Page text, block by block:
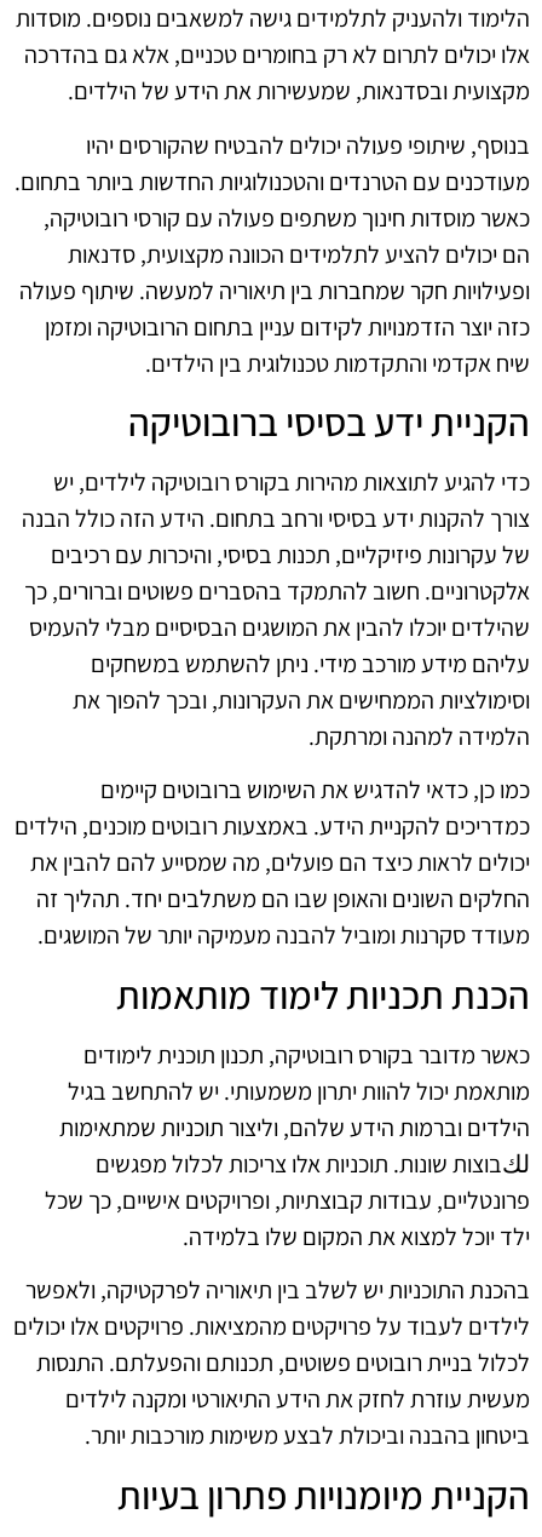
הלימוד ולהעניק לתלמידים גישה למשאבים נוספים. מוסדות
אלו יכולים לתרום לא רק בחומרים טכניים, אלא גם בהדרכה
מקצועית ובסדנאות, שמעשירות את הידע של הילדים.
בנוסף, שיתופי פעולה יכולים להבטיח שהקורסים יהיו
מעודכנים עם הטרנדים והטכנולוגיות החדשות ביותר בתחום.
כאשר מוסדות חינוך משתפים פעולה עם קורסי רובוטיקה,
הם יכולים להציע לתלמידים הכוונה מקצועית, סדנאות
ופעילויות חקר שמחברות בין תיאוריה למעשה. שיתוף פעולה
כזה יוצר הזדמנויות לקידום עניין בתחום הרובוטיקה ומזמן
שיח אקדמי והתקדמות טכנולוגית בין הילדים.
הקניית ידע בסיסי ברובוטיקה
כדי להגיע לתוצאות מהירות בקורס רובוטיקה לילדים, יש
צורך להקנות ידע בסיסי ורחב בתחום. הידע הזה כולל הבנה
של עקרונות פיזיקליים, תכנות בסיסי, והיכרות עם רכיבים
אלקטרוניים. חשוב להתמקד בהסברים פשוטים וברורים, כך
שהילדים יוכלו להבין את המושגים הבסיסיים מבלי להעמיס
עליהם מידע מורכב מידי. ניתן להשתמש במשחקים
וסימולציות הממחישים את העקרונות, ובכך להפוך את
הלמידה למהנה ומרתקת.
כמו כן, כדאי להדגיש את השימוש ברובוטים קיימים
כמדריכים להקניית הידע. באמצעות רובוטים מוכנים, הילדים
יכולים לראות כיצד הם פועלים, מה שמסייע להם להבין את
החלקים השונים והאופן שבו הם משתלבים יחד. תהליך זה
מעודד סקרנות ומוביל להבנה מעמיקה יותר של המושגים.
הכנת תכניות לימוד מותאמות
כאשר מדובר בקורס רובוטיקה, תכנון תוכנית לימודים
מותאמת יכול להוות יתרון משמעותי. יש להתחשב בגיל
הילדים וברמות הידע שלהם, וליצור תוכניות שמתאימות
لكבוצות שונות. תוכניות אלו צריכות לכלול מפגשים
פרונטליים, עבודות קבוצתיות, ופרויקטים אישיים, כך שכל
ילד יוכל למצוא את המקום שלו בלמידה.
בהכנת התוכניות יש לשלב בין תיאוריה לפרקטיקה, ולאפשר
לילדים לעבוד על פרויקטים מהמציאות. פרויקטים אלו יכולים
לכלול בניית רובוטים פשוטים, תכנותם והפעלתם. התנסות
מעשית עוזרת לחזק את הידע התיאורטי ומקנה לילדים
ביטחון בהבנה וביכולת לבצע משימות מורכבות יותר.
הקניית מיומנויות פתרון בעיות